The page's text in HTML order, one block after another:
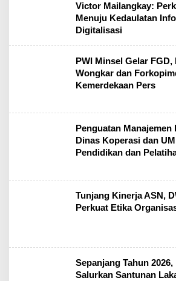
Victor Mailangkay:
Menuju Kedaulatan
Digitalisasi
PWI Minsel Gelar
Wongkar dan
Kemerdekaan Pers
Penguatan
Dinas Koperasi dan
Pendidikan dan
Tunjang Kinerja ASN,
Perkuat Etika
Sepanjang Tahun
Salurkan Santunan